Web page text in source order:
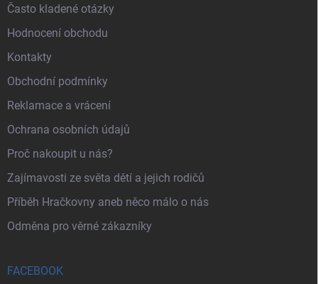
Často kladené otázky
Hodnocení obchodu
Kontakty
Obchodní podmínky
Reklamace a vrácení
Ochrana osobních údajů
Proč nakoupit u nás?
Zajímavosti ze světa dětí a jejich rodičů
Příběh Hračkovny aneb něco málo o nás
Odměna pro věrné zákazníky
FACEBOOK